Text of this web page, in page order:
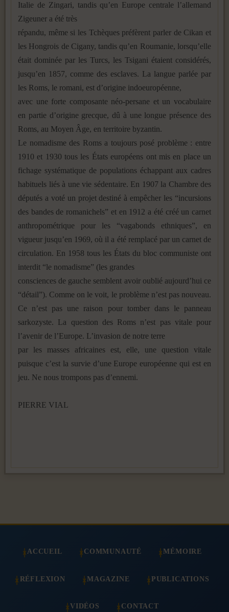
Italie de Zingari, tandis qu’en Europe centrale l’allemand
Zigeuner a été très
répandu, même si les Tchèques préfèrent parler de Cikan et
les Hongrois de Cigany, tandis qu’en Roumanie, lorsqu’elle
était dominée par les Turcs, les Tsigani étaient considérés,
jusqu’en 1857, comme des esclaves. La langue parlée par
les Roms, le romani, est d’origine indoeuropéenne,
avec une forte composante néo-persane et un vocabulaire
en partie d’origine grecque, dû à une longue présence des
Roms, au Moyen Âge, en territoire byzantin.
Le nomadisme des Roms a toujours posé problème : entre
1910 et 1930 tous les États européens ont mis en place un
fichage systématique de populations échappant aux cadres
habituels liés à une vie sédentaire. En 1907 la Chambre des
députés a voté un projet destiné à empêcher les “incursions
des bandes de romanichels” et en 1912 a été créé un carnet
anthropométrique pour les “vagabonds ethniques”, en
vigueur jusqu’en 1969, où il a été remplacé par un carnet de
circulation. En 1958 tous les États du bloc communiste ont
interdit “le nomadisme” (les grandes
consciences de gauche semblent avoir oublié aujourd’hui ce
“détail”). Comme on le voit, le problème n’est pas nouveau.
Ce n’est pas une raison pour tomber dans le panneau
sarkozyste. La question des Roms n’est pas vitale pour
l’avenir de l’Europe. L’invasion de notre terre
par les masses africaines est, elle, une question vitale
puisque c’est la survie d’une Europe européenne qui est en
jeu. Ne nous trompons pas d’ennemi.
PIERRE VIAL
ACCUEIL COMMUNAUTÉ MÉMOIRE
RÉFLEXION MAGAZINE PUBLICATIONS
VIDÉOS CONTACT